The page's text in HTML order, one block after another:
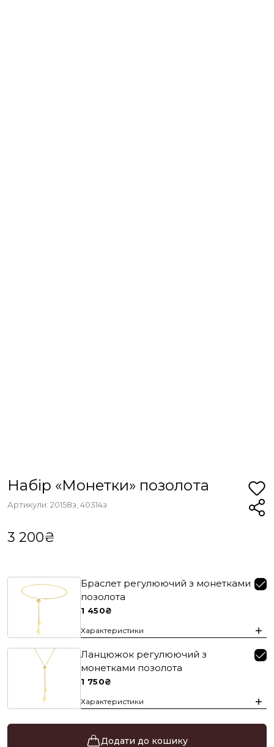
Набір «Монетки» позолота
Артикули: 20158з, 40314з
3 200₴
Браслет регулюючий з монетками
позолота
1 450₴
Характеристики
Ланцюжок регулюючий з
монетками позолота
1 750₴
Характеристики
Додати до кошику